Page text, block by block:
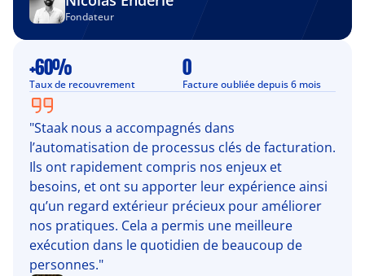
Fondateur
+60%
Taux de recouvrement
0
Facture oubliée depuis 6 mois
"Staak nous a accompagnés dans
l’automatisation de processus clés de facturation.
Ils ont rapidement compris nos enjeux et
besoins, et ont su apporter leur expérience ainsi
qu’un regard extérieur précieux pour améliorer
nos pratiques. Cela a permis une meilleure
exécution dans le quotidien de beaucoup de
personnes."